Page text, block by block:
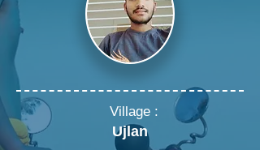
Village :
Ujlan